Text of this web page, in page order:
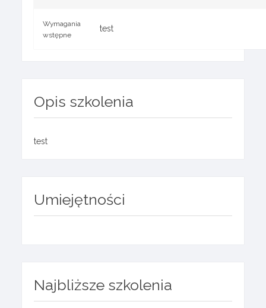
Wymagania
wstępne
test
Opis szkolenia
test
Umiejętności
Najbliższe szkolenia